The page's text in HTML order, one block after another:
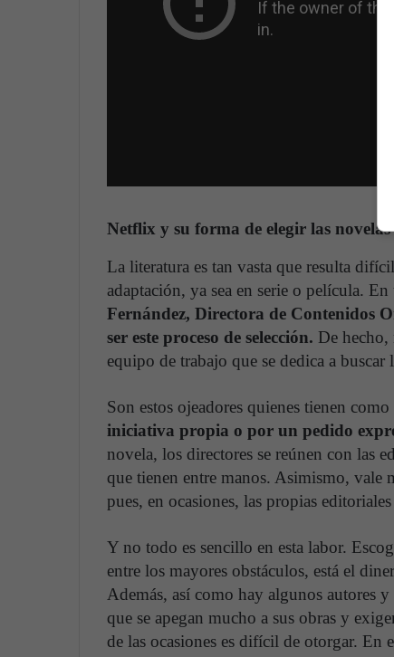
Netflix y su forma de elegir las novelas
La literatura es tan vasta que resulta
adaptación, ya sea en serie o película. En
Fernández, Directora de Contenidos
ser este proceso de selección. De hecho,
equipo de trabajo que se dedica a
Son estos ojeadores quienes tienen
iniciativa propia o por un pedido
novela, los directores se reúnen con las
que tienen entre manos. Asimismo, vale
pues, en ocasiones, las propias
Y no todo es sencillo en esta labor.
entre los mayores obstáculos, está el
Además, así como hay algunos autores
que se apegan mucho a sus obras y
de las ocasiones es difícil de otorgar. En